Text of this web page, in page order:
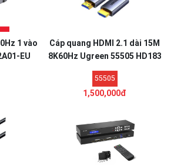
1 vào
EU
Cáp quang HDMI 2.1 dài 15M
8K60Hz Ugreen 55505 HD183
55505
1,500,000đ